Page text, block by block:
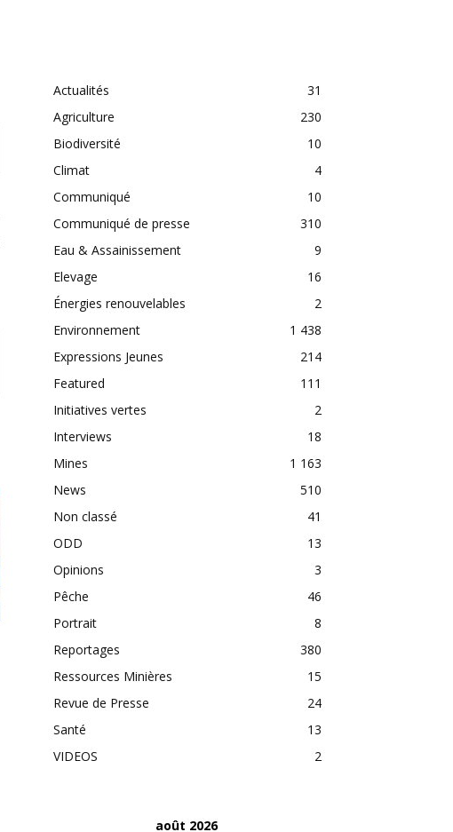
Actualités
31
Agriculture
230
Biodiversité
10
Climat
4
Communiqué
10
Communiqué de presse
310
Eau & Assainissement
9
Elevage
16
Énergies renouvelables
2
Environnement
1 438
Expressions Jeunes
214
Featured
111
Initiatives vertes
2
Interviews
18
Mines
1 163
News
510
Non classé
41
ODD
13
Opinions
3
Pêche
46
Portrait
8
Reportages
380
Ressources Minières
15
Revue de Presse
24
Santé
13
VIDEOS
2
août 2026